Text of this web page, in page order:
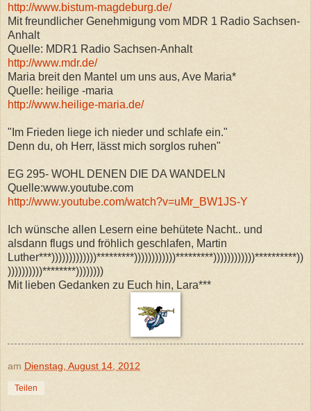
http://www.bistum-magdeburg.de/
Mit freundlicher Genehmigung vom MDR 1 Radio Sachsen-
Anhalt
Quelle: MDR1 Radio Sachsen-Anhalt
http://www.mdr.de/
Maria breit den Mantel um uns aus, Ave Maria*
Quelle: heilige -maria
http://www.heilige-maria.de/
"Im Frieden liege ich nieder und schlafe ein."
Denn du, oh Herr, lässt mich sorglos ruhen"
EG 295- WOHL DENEN DIE DA WANDELN
Quelle:www.youtube.com
http://www.youtube.com/watch?v=uMr_BW1JS-Y
Ich wünsche allen Lesern eine behütete Nacht.. und
alsdann flugs und fröhlich geschlafen, Martin
Luther***)))))))))))))*********))))))))))))*********))))))))))))**********))
))))))))))********))))))))
Mit lieben Gedanken zu Euch hin, Lara***
am Dienstag, August 14, 2012
Teilen